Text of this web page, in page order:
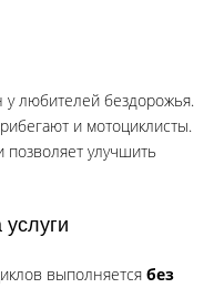
любителей бездорожья.
и мотоциклисты.
улучшить
выполняется без